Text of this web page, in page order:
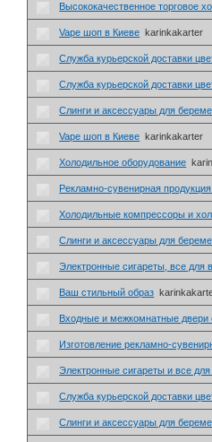
Высококачественное торговое
Vape шоп в Киеве karinkakarter
Служба курьерской доставки
Служба курьерской доставки
Слинги и аксессуары для
Vape шоп в Киеве karinkakarter
Холодильное оборудование
Рекламно-сувенирная продукция
Холодильные компрессоры и
Слинги и аксессуары для
Электронные сигареты, все для
Ваш стильный образ
Входные и межкомнатные двери
Изготовление рекламно-
Электронные сигареты и все
Служба курьерской доставки
Слинги и аксессуары для